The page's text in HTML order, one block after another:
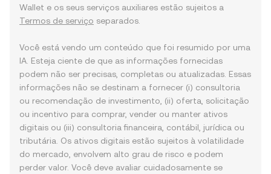
Wallet e os seus serviços auxiliares estão sujeitos a
Termos de serviço separados.
Você está vendo um conteúdo que foi resumido por uma
IA. Esteja ciente de que as informações fornecidas
podem não ser precisas, completas ou atualizadas. Essas
informações não se destinam a fornecer (i) consultoria
ou recomendação de investimento, (ii) oferta, solicitação
ou incentivo para comprar, vender ou manter ativos
digitais ou (iii) consultoria financeira, contábil, jurídica ou
tributária. Os ativos digitais estão sujeitos à volatilidade
do mercado, envolvem alto grau de risco e podem
perder valor. Você deve avaliar cuidadosamente se